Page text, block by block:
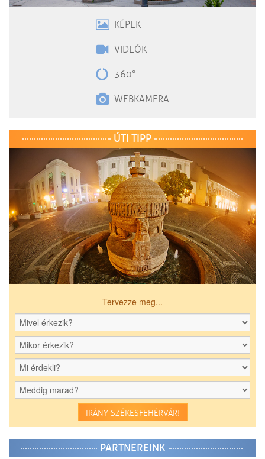
KÉPEK
VIDEÓK
360°
WEBKAMERA
ÚTI TIPP
Tervezze meg...
IRÁNY SZÉKESFEHÉRVÁR!
PARTNEREINK